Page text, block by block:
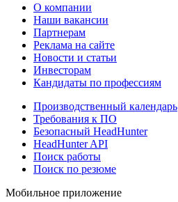
О компании
Наши вакансии
Партнерам
Реклама на сайте
Новости и статьи
Инвесторам
Кандидаты по профессиям
Производственный календарь
Требования к ПО
Безопасный HeadHunter
HeadHunter API
Поиск работы
Поиск по резюме
Мобильное приложение